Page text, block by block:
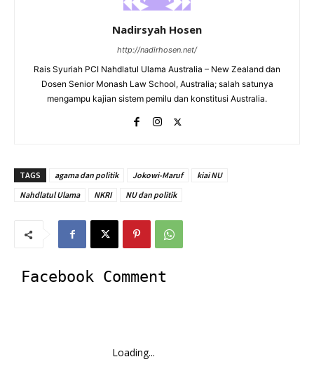
Nadirsyah Hosen
http://nadirhosen.net/
Rais Syuriah PCI Nahdlatul Ulama Australia – New Zealand dan
Dosen Senior Monash Law School, Australia; salah satunya
mengampu kajian sistem pemilu dan konstitusi Australia.
TAGS agama dan politik Jokowi-Maruf
kiai NU
Nahdlatul Ulama
NKRI NU dan politik
Facebook Comment
Loading...